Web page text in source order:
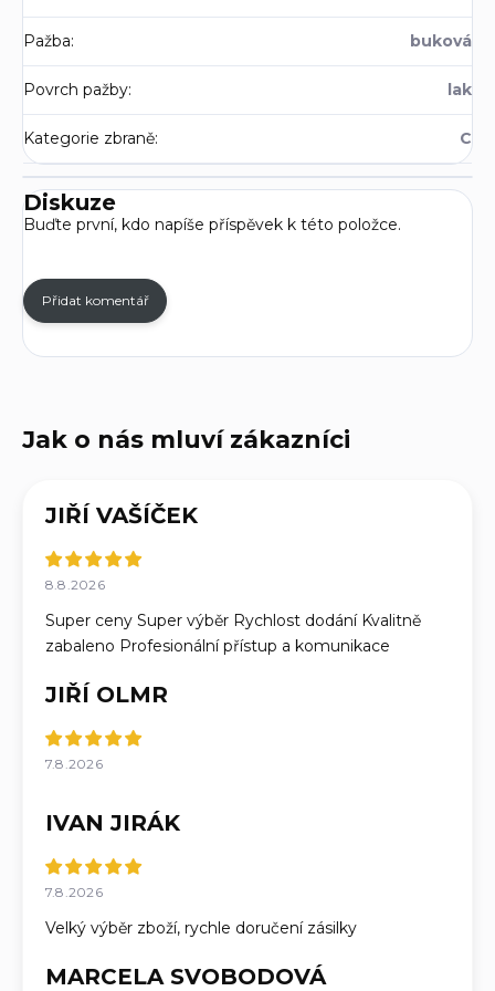
Pažba: buková
Povrch pažby: lak
Kategorie zbraně: C
Diskuze
Buďte první, kdo napíše příspěvek k této položce.
Přidat komentář
JIŘÍ VAŠÍČEK
8.8.2026
Super ceny Super výběr Rychlost dodání Kvalitně
zabaleno Profesionální přístup a komunikace
JIŘÍ OLMR
7.8.2026
IVAN JIRÁK
7.8.2026
Velký výběr zboží, rychle doručení zásilky
MARCELA SVOBODOVÁ